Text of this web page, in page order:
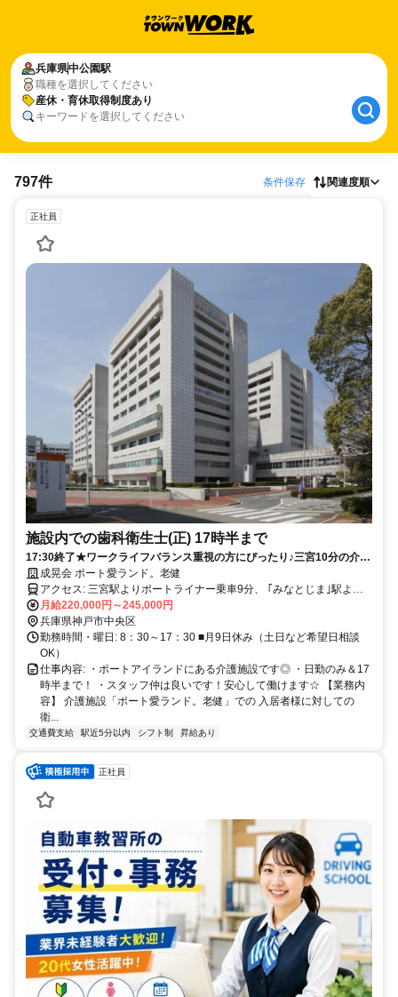
兵庫県中公園駅
職種を選択してください
産休・育休取得制度あり
キーワードを選択してください
797件 条件保存 関連度順
正社員
施設内での歯科衛生士(正) 17時半まで
17:30終了★ワークライフバランス重視の方にぴったり♪三宮10分の介護
施設です★
成晃会 ポート愛ランド。老健
アクセス: 三宮駅よりポートライナー乗車9分、 ｢みなとじま｣駅より
徒歩1分(ほぼ直結) ※マイカー通勤OK(無料駐車場有)
月給220,000円～245,000円
兵庫県神戸市中央区
勤務時間・曜日: 8：30～17：30 ■月9日休み（土日など希望日相談
OK）
仕事内容: ・ポートアイランドにある介護施設です◎ ・日勤のみ＆17
時半まで！ ・スタッフ仲は良いです！安心して働けます☆ 【業務内
容】 介護施設「ポート愛ランド。老健」での 入居者様に対しての
衛...
交通費支給 駅近5分以内 シフト制 昇給あり
正社員